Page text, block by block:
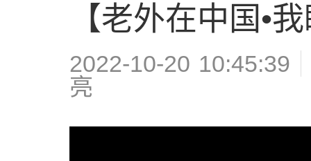
【老外在中国•
2022-10-20 10:45:39
亮